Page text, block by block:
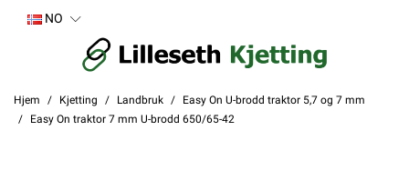
NO
Hjem Kjetting Landbruk
Easy On U-brodd traktor 5,7 og 7 mm
Easy On traktor 7 mm U-brodd 650/65-42